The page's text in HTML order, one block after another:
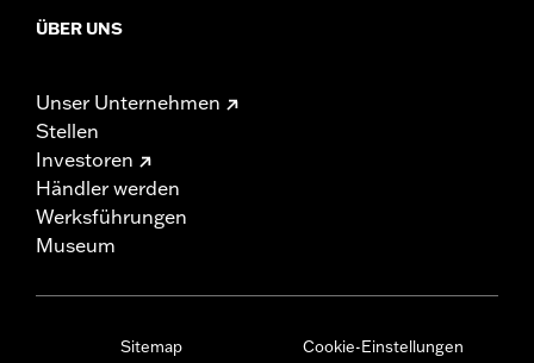
ÜBER UNS
Unser Unternehmen
Stellen
Investoren
Händler werden
Werksführungen
Museum
Sitemap
Cookie-Einstellungen